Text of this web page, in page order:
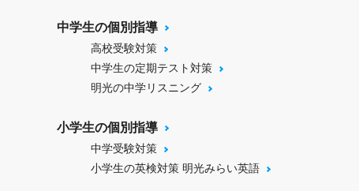
中学生の個別指導
高校受験対策
中学生の定期テスト対策
明光の中学リスニング
小学生の個別指導
中学受験対策
小学生の英検対策 明光みらい英語